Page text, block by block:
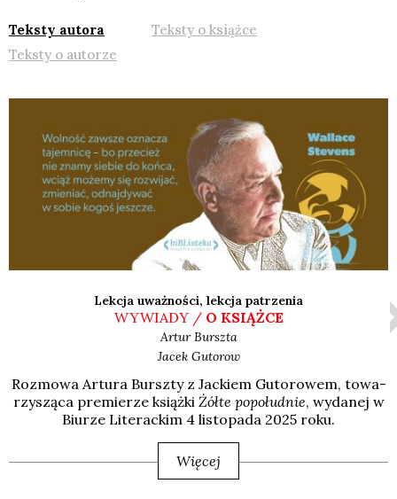
Teksty autora
Teksty o książce
Teksty o autorze
Lekcja uważności, lekcja patrzenia
WYWIADY / O KSIĄŻCE
Artur Burszta
Jacek Gutorow
Roz­mo­wa Artu­ra Bursz­ty z Jac­kiem Guto­ro­wem, towa­
rzy­szą­ca pre­mie­rze książ­ki Żół­te popo­łu­dnie, wyda­nej w
Biu­rze Lite­rac­kim 4 listo­pa­da 2025 roku.
Więcej